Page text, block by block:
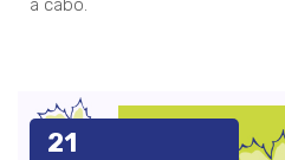
a cabo.
21